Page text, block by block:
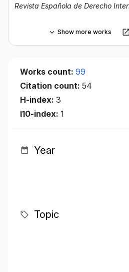
Revista Española de Derecho
Show more works
Works count: 99
Citation count: 54
H-index: 3
I10-index: 1
Year
Topic